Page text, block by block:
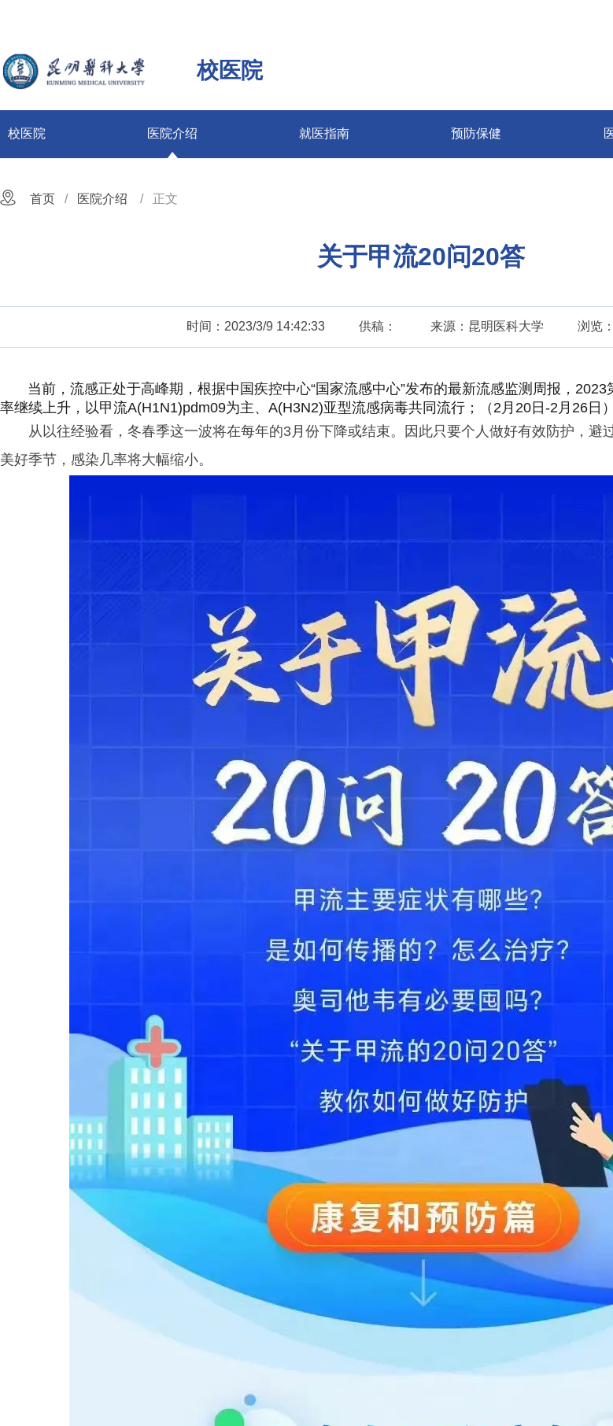
校医院
校医院 医院介绍 就医指南 预防保健
首页 医院介绍 正文
关于甲流20问20答
时间：2023/3/9 14:42:33 供稿： 来源：昆明医科大学 浏览
当前，流感正处于高峰期，根据中国疾控中心“国家流感中心”发布的最新流感监测周报，2023
率继续上升，以甲流A(H1N1)pdm09为主、A(H3N2)亚型流感病毒共同流行；（2月20日-2月26日
从以往经验看，冬春季这一波将在每年的3月份下降或结束。因此只要个人做好有效防护，避
美好季节，感染几率将大幅缩小。